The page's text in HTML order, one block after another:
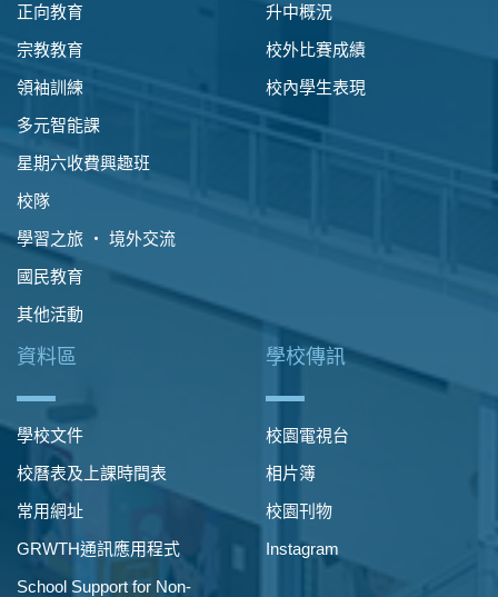
正向教育
宗教教育
領袖訓練
多元智能課
星期六收費興趣班
校隊
學習之旅 ‧ 境外交流
國民教育
其他活動
升中概況
校外比賽成績
校內學生表現
資料區
學校文件
校曆表及上課時間表
常用網址
GRWTH通訊應用程式
School Support for Non-
學校傳訊
校園電視台
相片簿
校園刊物
Instagram